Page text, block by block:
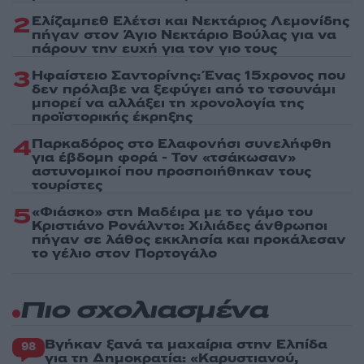
2Ελίζαμπεθ Ελέτσι και Νεκτάριος Λεμονίδης
πήγαν στον Άγιο Νεκτάριο Βούλας για να
πάρουν την ευχή για τον γιο τους
3Ηφαίστειο Σαντορίνης: Ένας 15χρονος που
δεν πρόλαβε να ξεφύγει από το τσουνάμι
μπορεί να αλλάξει τη χρονολογία της
προϊστορικής έκρηξης
4Παρκαδόρος στο Ελαφονήσι συνελήφθη
για έβδομη φορά - Τον «τσάκωσαν»
αστυνομικοί που προσποιήθηκαν τους
τουρίστες
5«Φιάσκο» στη Μαδέιρα με το γάμο του
Κριστιάνο Ρονάλντο: Χιλιάδες άνθρωποι
πήγαν σε λάθος εκκλησία και προκάλεσαν
το γέλιο στον Πορτογάλο
Πιο σχολιασμένα
98 Βγήκαν ξανά τα μαχαίρια στην Ελπίδα
για τη Δημοκρατία: «Καρυστιανού,